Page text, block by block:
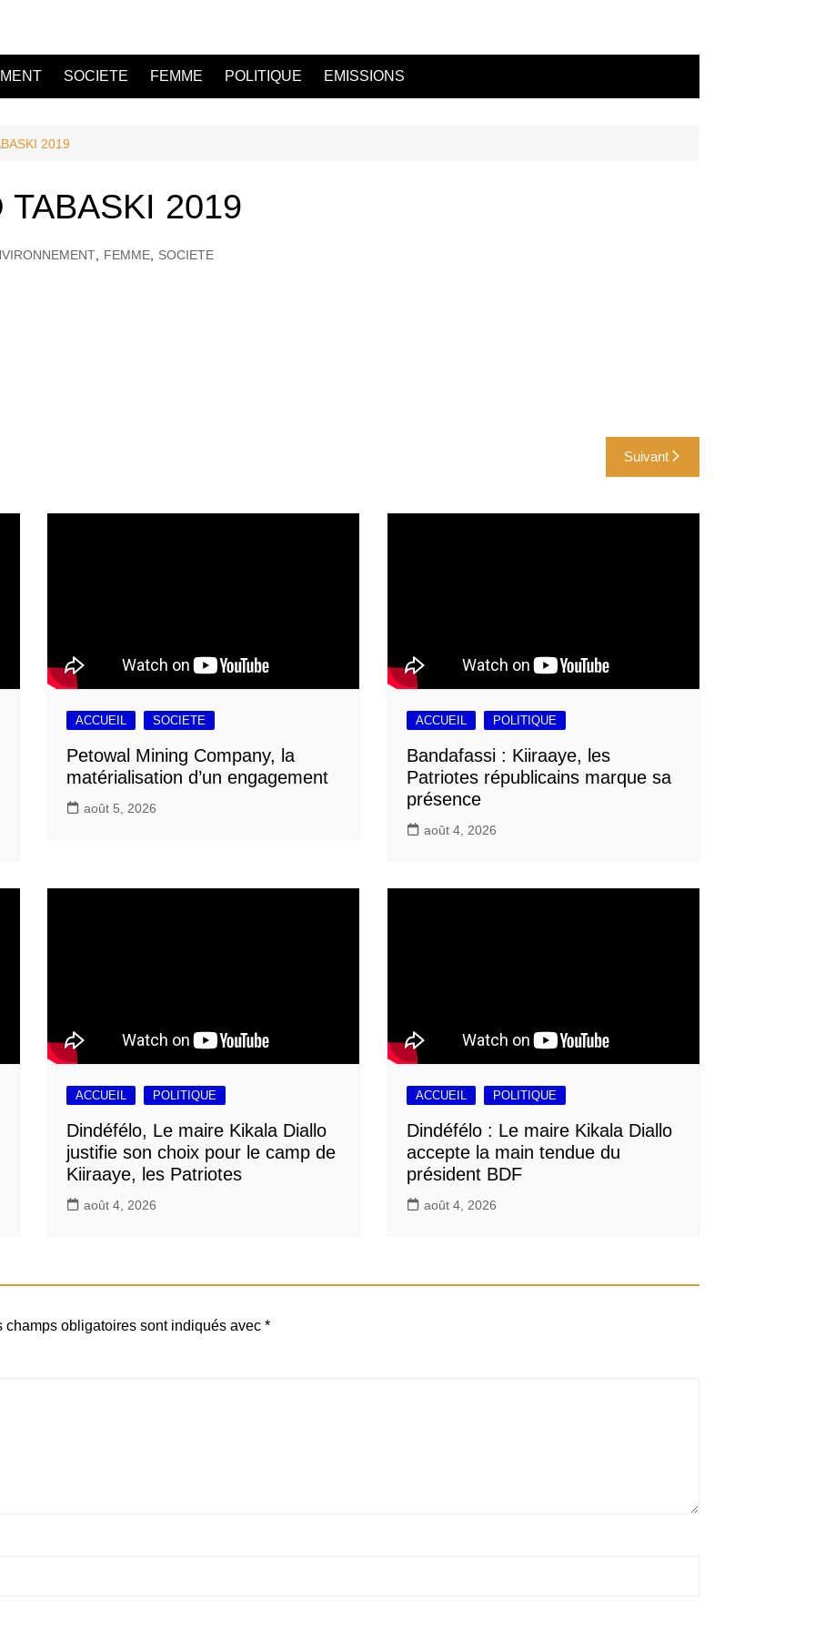
SOCIETE FEMME POLITIQUE EMISSIONS
2019
TABASKI 2019
FEMME SOCIETE
Suivant
ACCUEIL SOCIETE
Petowal Mining Company, la
matérialisation d’un engagement
août 5, 2026
ACCUEIL POLITIQUE
Bandafassi : Kiiraaye, les
Patriotes républicains marque sa
présence
août 4, 2026
ACCUEIL POLITIQUE
Dindéfélo, Le maire Kikala Diallo
justifie son choix pour le camp de
Kiiraaye, les Patriotes
août 4, 2026
ACCUEIL POLITIQUE
Dindéfélo : Le maire Kikala Diallo
accepte la main tendue du
président BDF
août 4, 2026
champs obligatoires sont indiqués avec *